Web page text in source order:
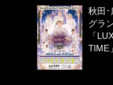
秋田･
グラ
「
TIME」